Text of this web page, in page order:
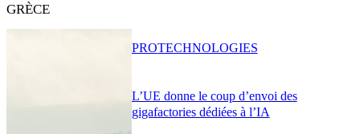
GRÈCE
L’UE donne le coup d’envoi des
gigafactories dédiées à l’IA
PROTECHNOLOGIES